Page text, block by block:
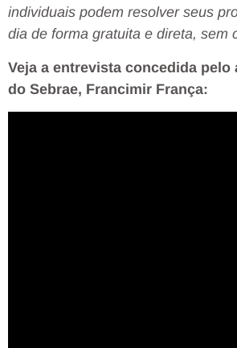
individuais podem resolver seus
dia de forma gratuita e direta, sem
Veja a entrevista concedida
do Sebrae, Francimir França: